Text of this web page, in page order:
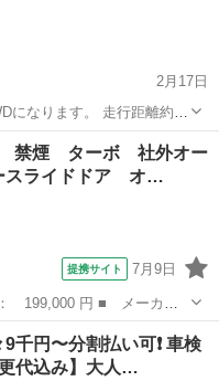
2月17日
になります。 走行距離約
、バックカメラ 車検あり
行距離
禁煙 ターボ 社外オー
スライドドア オ…
提携サイト 7月9日
グレード名： Ｔ 禁煙
イドドア オートエアコ
千円〜分割払い可❗️ 車検
代込み】大人…